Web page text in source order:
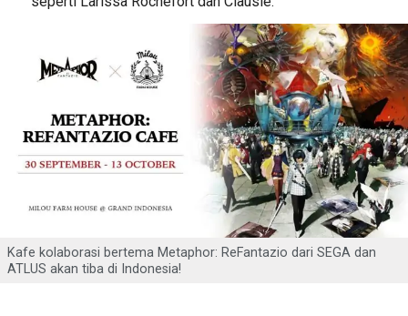
Kafe kolaborasi bertema Metaphor: ReFantazio dari SEGA dan
ATLUS akan tiba di Indonesia!